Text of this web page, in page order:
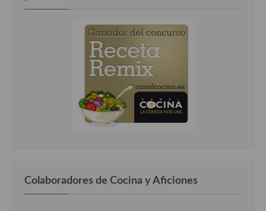
Colaboradores de Cocina y Aficiones